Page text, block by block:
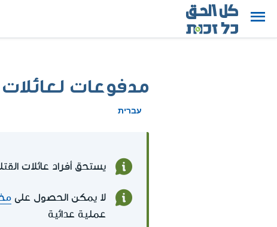
مدفوعات لعائلات
עברית
يستحق أفراد عائلات
لا يمكن الحصول على
عملية عدائية